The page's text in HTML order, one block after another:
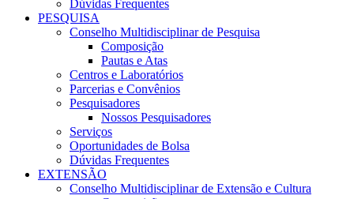
Dúvidas Frequentes
PESQUISA
Conselho Multidisciplinar de Pesquisa
Composição
Pautas e Atas
Centros e Laboratórios
Parcerias e Convênios
Pesquisadores
Nossos Pesquisadores
Serviços
Oportunidades de Bolsa
Dúvidas Frequentes
EXTENSÃO
Conselho Multidisciplinar de Extensão e Cultura